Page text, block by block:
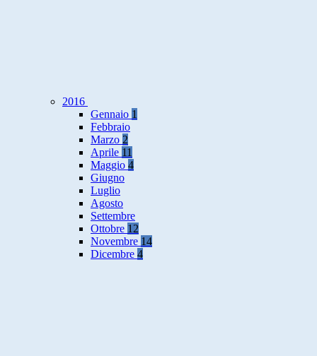
2016
Gennaio 1
Febbraio
Marzo 2
Aprile 11
Maggio 4
Giugno
Luglio
Agosto
Settembre
Ottobre 12
Novembre 14
Dicembre 4